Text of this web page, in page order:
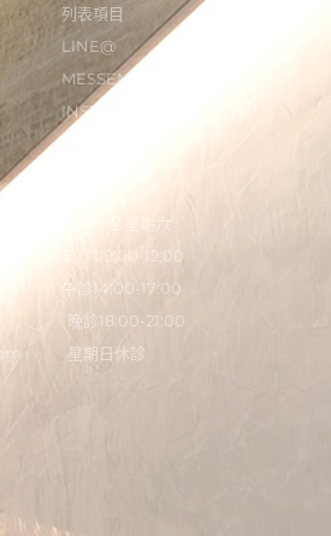
列表項目
LINE@
MESSENGER
INSTAGRAM
星期一至星期六
早診09:00-12:00
午診14:00-17:00
晚診18:00-21:00
星期日休診